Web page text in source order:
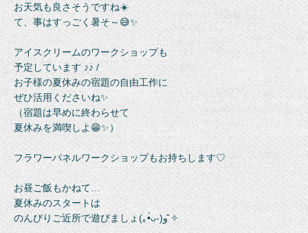
お天気も良さそうですね☀️
て、事はすっごく暑そ～😅✨
アイスクリームのワークショップも
予定しています ♪♪ /
お子様の夏休みの宿題の自由工作に
ぜひ活用くださいね✨
（宿題は早めに終わらせて
夏休みを満喫しよ😁✨）
フラワーパネルワークショップもお持ちします♡
お昼ご飯もかねて…
夏休みのスタートは
のんびりご近所で遊びましょ(｡•̀ᴗ-)و ̑̑✧